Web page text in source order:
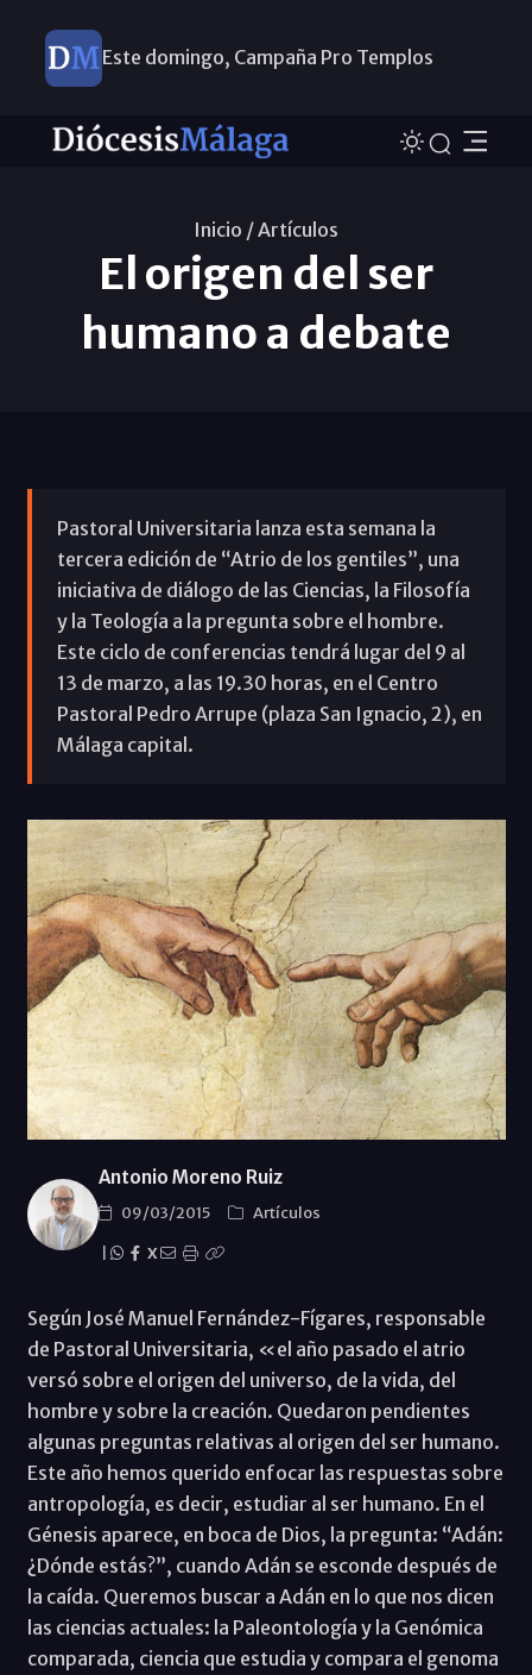
Este domingo, Campaña Pro Templos
Inicio /Artículos
El origen del ser
humano a debate
Pastoral Universitaria lanza esta semana la
tercera edición de “Atrio de los gentiles”, una
iniciativa de diálogo de las Ciencias, la Filosofía
y la Teología a la pregunta sobre el hombre.
Este ciclo de conferencias tendrá lugar del 9 al
13 de marzo, a las 19.30 horas, en el Centro
Pastoral Pedro Arrupe (plaza San Ignacio, 2), en
Málaga capital.
Antonio Moreno Ruiz
09/03/2015
Artículos
X
Según José Manuel Fernández-Fígares, responsable
de Pastoral Universitaria, «el año pasado el atrio
versó sobre el origen del universo, de la vida, del
hombre y sobre la creación. Quedaron pendientes
algunas preguntas relativas al origen del ser humano.
Este año hemos querido enfocar las respuestas sobre
antropología, es decir, estudiar al ser humano. En el
Génesis aparece, en boca de Dios, la pregunta: “Adán:
¿Dónde estás?”, cuando Adán se esconde después de
la caída. Queremos buscar a Adán en lo que nos dicen
las ciencias actuales: la Paleontología y la Genómica
comparada, ciencia que estudia y compara el genoma